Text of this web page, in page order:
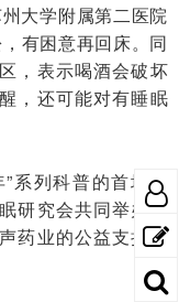
大学附属第二医院
有困意再回床。同
，表示喝酒会破坏
，还可能对有睡眠
系列科普的首场活
研究会共同举办，
药业的公益支持。